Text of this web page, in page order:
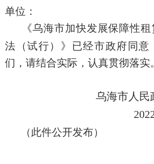
单位：
《乌海市加快发展保障性
法（试行）》 已经市政府同意
们，请结合实际， 认真贯彻落实。
乌海市人民
2022年3
（此件公开发布）